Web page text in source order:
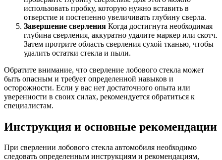
использовать пробку, которую нужно вставить в
отверстие и постепенно увеличивать глубину сверла.
Завершение сверления Когда достигнута необходимая
глубина сверления, аккуратно удалите маркер или скотч.
Затем протрите область сверления сухой тканью, чтобы
удалить остатки стекла и пыли.
Обратите внимание, что сверление лобового стекла может
быть опасным и требует определенной навыков и
осторожности. Если у вас нет достаточного опыта или
уверенности в своих силах, рекомендуется обратиться к
специалистам.
Инструкция и основные рекомендации
При сверлении лобового стекла автомобиля необходимо
следовать определенным инструкциям и рекомендациям,